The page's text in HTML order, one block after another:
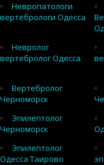
Невропатологи
вертебрологи Одесса
Невролог
вертебролог Одесса
Вертебролог
Черноморск
Эпилептолог
Черноморск
Эпилептолог
Одесса Таирово